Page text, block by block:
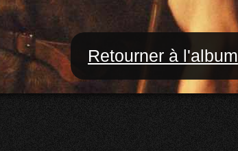
Retourner à l'album